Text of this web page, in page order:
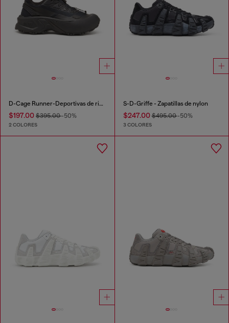
D-Cage Runner-Deportivas de ripstop con ribetes de poliuretano termoplástico
$197.00 $395.00-50%
2 COLORES
S-D-Griffe - Zapatillas de nylon
$247.00$495.00-50%
3 COLORES